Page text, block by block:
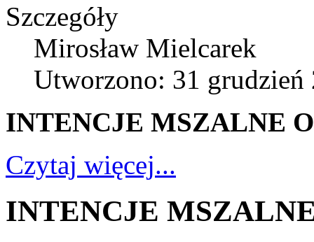
Szczegóły
Mirosław Mielcarek
Utworzono: 31 grudzień
INTENCJE MSZALNE
Czytaj więcej...
INTENCJE